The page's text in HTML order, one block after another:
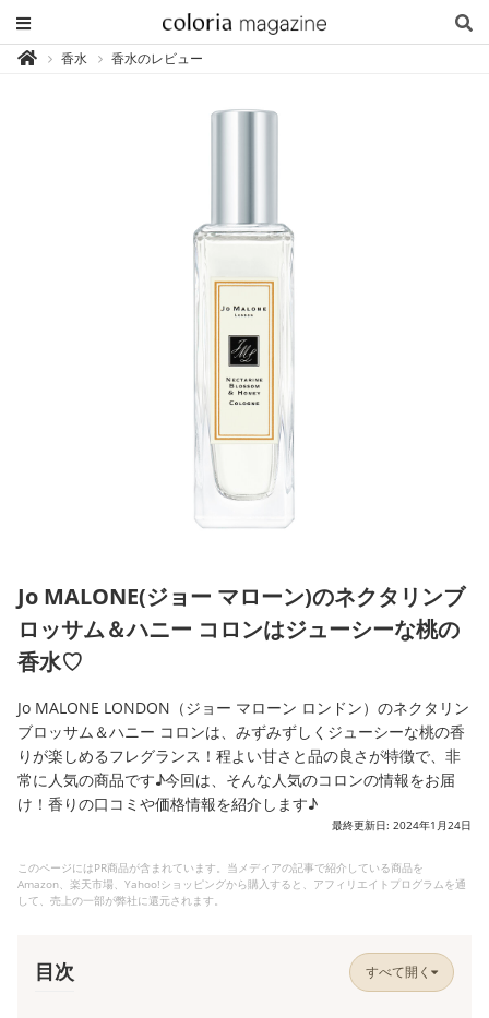
カ 香水 香水のレビュー
Jo MALONE(ジョー マローン)のネクタリンブ
ロッサム＆ハニー コロンはジューシーな桃の
香水♡
Jo MALONE LONDON（ジョー マローン ロンドン）のネクタリン
ブロッサム＆ハニー コロンは、みずみずしくジューシーな桃の香
りが楽しめるフレグランス！程よい甘さと品の良さが特徴で、非
常に人気の商品です♪今回は、そんな人気のコロンの情報をお届
け！香りの口コミや価格情報を紹介します♪
最終更新日: 2024年1月24日
このページにはPR商品が含まれています。当メディアの記事で紹介している商品を
Amazon、楽天市場、Yahoo!ショッピングから購入すると、アフィリエイトプログラムを通
して、売上の一部が弊社に還元されます。
目次 すべて開く